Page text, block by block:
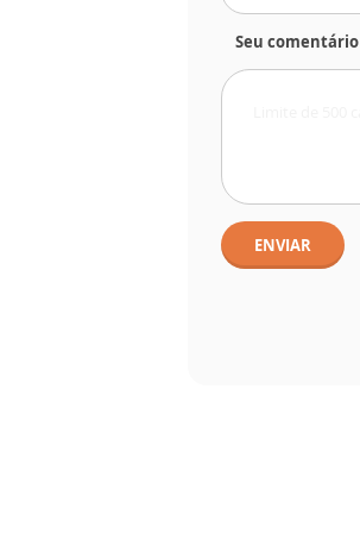
Seu comentário
ENVIAR